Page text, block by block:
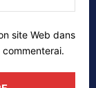
web:
site Web dans